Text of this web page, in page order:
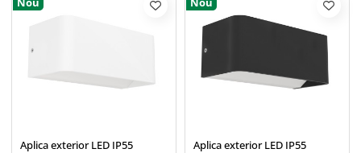
Aplica exterior LED IP55
Aplica exterior LED IP55